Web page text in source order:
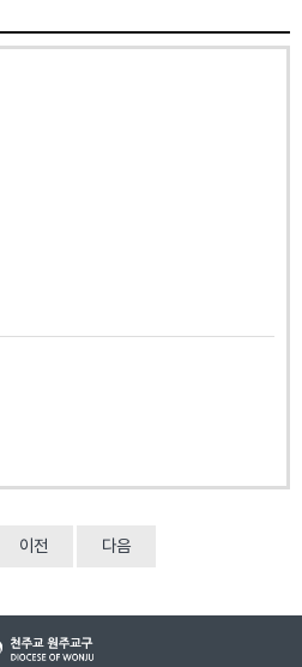
이전 다음